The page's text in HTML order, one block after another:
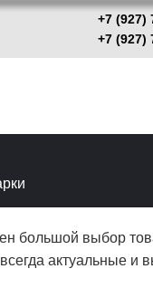
+7 (927)
+7
большой выбор
актуальные